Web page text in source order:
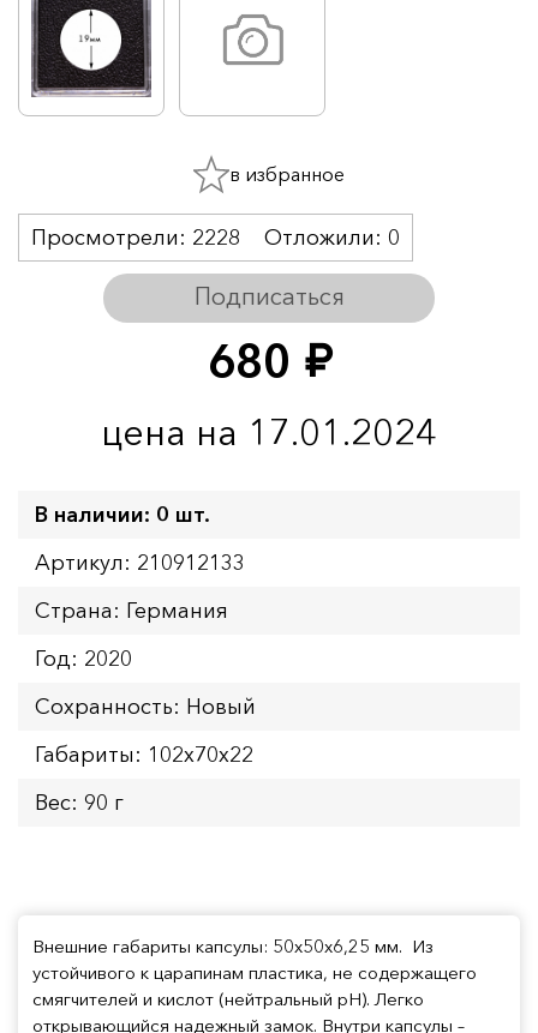
680 руб.
цена на 17.01.2024
Подписаться
Просмотрели: 2228 Отложили: 0
в избранное
В наличии: 0 шт.
Артикул: 210912133
Страна: Германия
Год: 2020
Сохранность: Новый
Габариты: 102х70х22
Вес: 90 г
Внешние габариты капсулы: 50х50х6,25 мм. Из
устойчивого к царапинам пластика, не содержащего
смягчителей и кислот (нейтральный pH). Легко
открывающийся надежный замок. Внутри капсулы –